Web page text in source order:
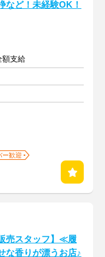
など！未経験OK！
額支給
ー歓迎
売スタッフ】≪履
な香りが漂うお店♪